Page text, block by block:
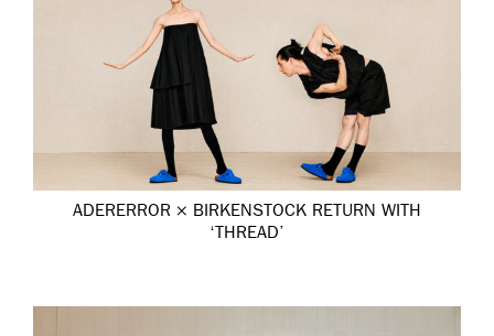
ADERERROR × BIRKENSTOCK RETURN WITH
‘THREAD’